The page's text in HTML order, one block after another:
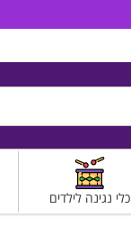
כלי נגינה לילדים